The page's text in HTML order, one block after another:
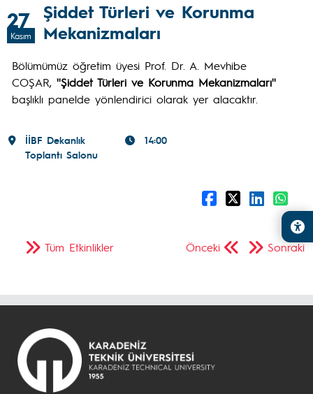
27
Kasım
Şiddet Türleri ve Korunma
Mekanizmaları
Bölümümüz öğretim üyesi Prof. Dr. A. Mevhibe
COŞAR, ''Şiddet Türleri ve Korunma Mekanizmaları''
başlıklı panelde yönlendirici olarak yer alacaktır.
İİBF Dekanlık
Toplantı Salonu
14:00
Önceki Sonraki
Tüm Etkinlikler